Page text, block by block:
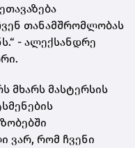
თანამშრომლობას
- ალექსანდრე
მხარს მასტერსის
ვარ, რომ ჩვენი